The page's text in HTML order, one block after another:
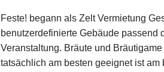
Feste! begann als Zelt Vermietung
benutzerdefinierte Gebäude
Veranstaltung. Bräute und
tatsächlich am besten geeignet ist am